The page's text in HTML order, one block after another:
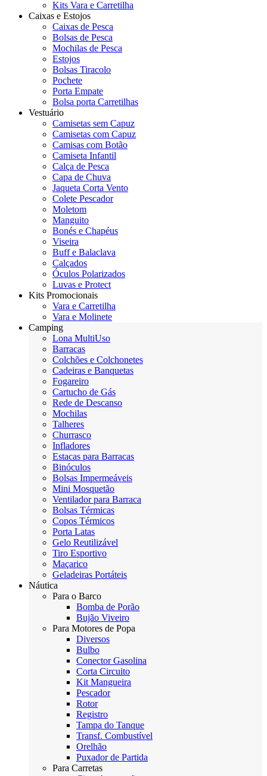
Kits Vara e Carretilha
Caixas e Estojos
Caixas de Pesca
Bolsas de Pesca
Mochilas de Pesca
Estojos
Bolsas Tiracolo
Pochete
Porta Empate
Bolsa porta Carretilhas
Vestuário
Camisetas sem Capuz
Camisetas com Capuz
Camisas com Botão
Camiseta Infantil
Calça de Pesca
Capa de Chuva
Jaqueta Corta Vento
Colete Pescador
Moletom
Manguito
Bonés e Chapéus
Viseira
Buff e Balaclava
Calçados
Óculos Polarizados
Luvas e Protect
Kits Promocionais
Vara e Carretilha
Vara e Molinete
Camping
Lona MultiUso
Barracas
Colchões e Colchonetes
Cadeiras e Banquetas
Fogareiro
Cartucho de Gás
Rede de Descanso
Mochilas
Talheres
Churrasco
Infladores
Estacas para Barracas
Binóculos
Bolsas Impermeáveis
Mini Mosquetão
Ventilador para Barraca
Bolsas Térmicas
Copos Térmicos
Porta Latas
Gelo Reutilizável
Tiro Esportivo
Maçarico
Geladeiras Portáteis
Náutica
Para o Barco
Bomba de Porão
Bujão Viveiro
Para Motores de Popa
Diversos
Bulbo
Conector Gasolina
Corta Circuito
Kit Mangueira
Pescador
Rotor
Registro
Tampa do Tanque
Transf. Combustível
Orelhão
Puxador de Partida
Para Carretas